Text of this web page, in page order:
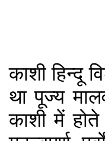
काशी हिन्दू
था पूज्य
काशी में होते